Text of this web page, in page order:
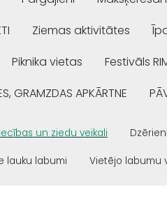
Ziemas aktivitātes
Piknika vietas Festivāls
GRAMZDAS APKĀRTNE
un ziedu veikali
lauku labumi Vietējo labumu